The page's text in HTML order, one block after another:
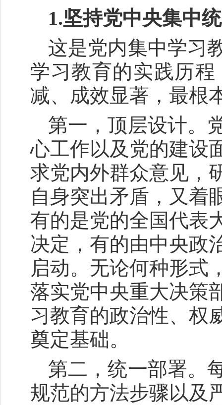
1.坚持党中央集中
这是党内集中学习
学习教育的实践历
减、成效显著，最根
第一，顶层设计。
心工作以及党的建设
求党内外群众意见，
自身突出矛盾，又着
有的是党的全国代表
决定，有的由中央政
启动。无论何种形式
落实党中央重大决策
习教育的政治性、权
奠定基础。
第二，统一部署。
规范的方法步骤以及